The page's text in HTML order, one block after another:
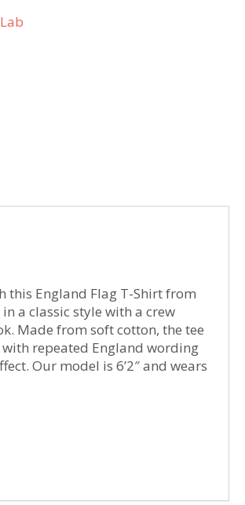
this England Flag T-Shirt from
a classic style with a crew
Made from soft cotton, the tee
repeated England wording
Our model is 6’2″ and wears